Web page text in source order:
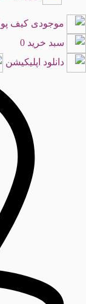
موجودی کیف
سبد خرید 0
دانلود اپلیکیشن